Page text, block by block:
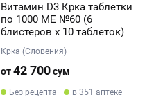
Витамин D3 Крка таблетки
по 1000 МЕ №60 (6
блистеров х 10 таблеток)
Крка (Словения)
от42 700сум
Без рецепта в 351 аптеке